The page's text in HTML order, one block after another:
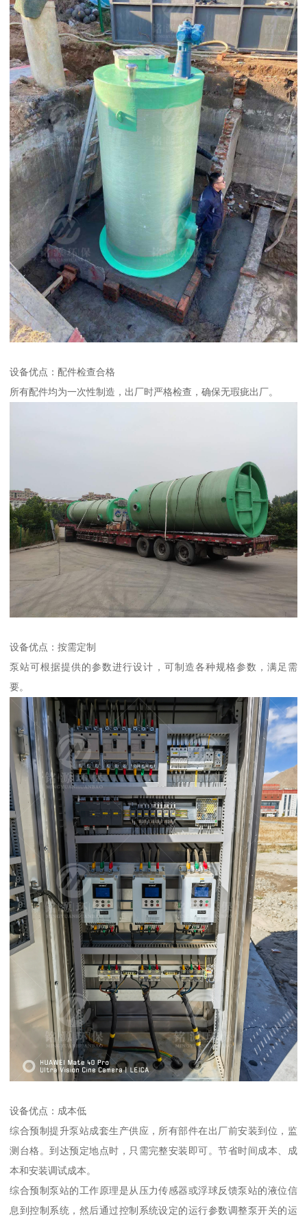
设备优点：配件检查合格
所有配件均为一次性制造，出厂时严格检查，确保无瑕疵出厂。
设备优点：按需定制
泵站可根据提供的参数进行设计，可制造各种规格参数，满足需
要。
设备优点：成本低
综合预制提升泵站成套生产供应，所有部件在出厂前安装到位，监
测台格。到达预定地点时，只需完整安装即可。节省时间成本、成
本和安装调试成本。
综合预制泵站的工作原理是从压力传感器或浮球反馈泵站的液位信
息到控制系统，然后通过控制系统设定的运行参数调整泵开关的运